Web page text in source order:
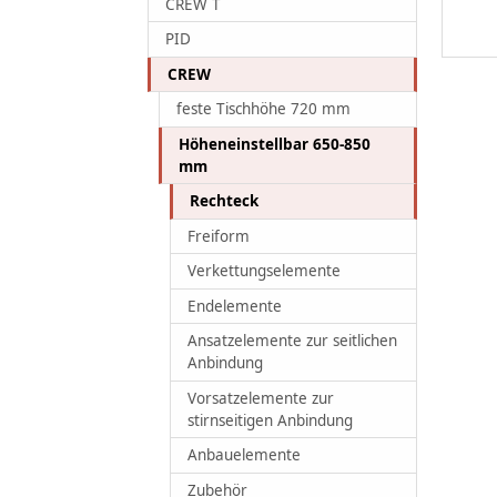
CREW T
PID
CREW
feste Tischhöhe 720 mm
Höheneinstellbar 650-850
mm
Rechteck
Freiform
Verkettungselemente
Endelemente
Ansatzelemente zur seitlichen
Anbindung
Vorsatzelemente zur
stirnseitigen Anbindung
Anbauelemente
Zubehör